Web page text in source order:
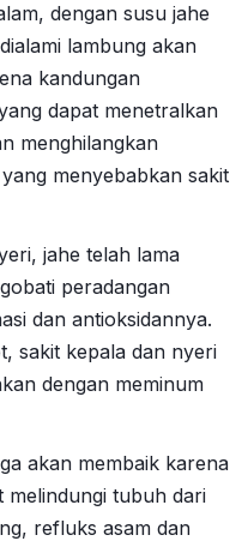
dengan susu jahe
lambung akan
kandungan
dapat menetralkan
menghilangkan
menyebabkan sakit
jahe telah lama
peradangan
dan antioksidannya.
sakit kepala dan nyeri
dengan meminum
akan membaik karena
melindungi tubuh dari
refluks asam dan